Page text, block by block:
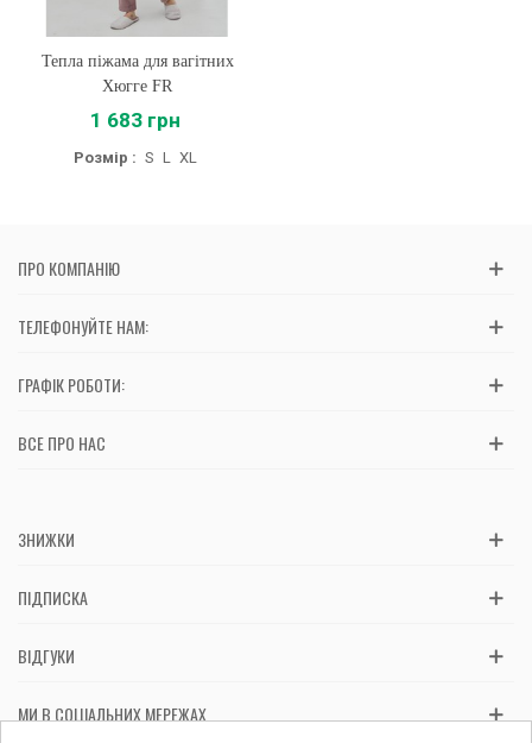
Тепла піжама для вагітних
Хюгге FR
1 683 грн
Розмір : S L XL
ПРО КОМПАНІЮ
ТЕЛЕФОНУЙТЕ НАМ:
ГРАФІК РОБОТИ:
ВСЕ ПРО НАС
ЗНИЖКИ
ПІДПИСКА
ВІДГУКИ
МИ В СОЦІАЛЬНИХ МЕРЕЖАХ